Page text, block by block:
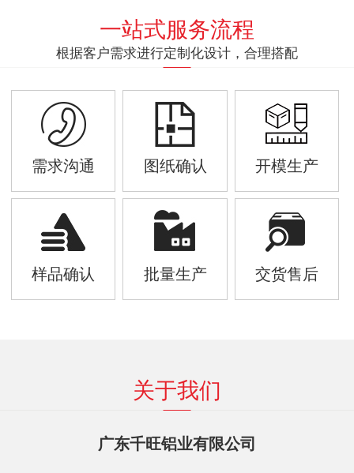
一站式服务流程
根据客户需求进行定制化设计，合理搭配
需求沟通 图纸确认 开模生产
样品确认 批量生产 交货售后
关于我们
广东千旺铝业有限公司